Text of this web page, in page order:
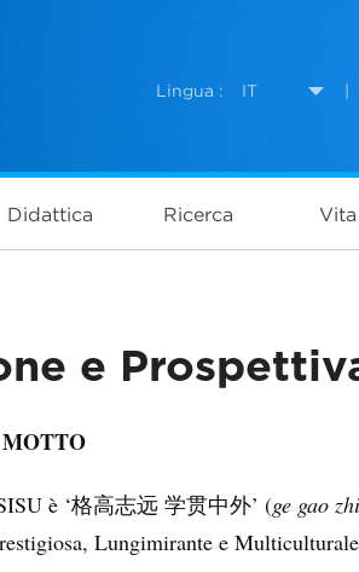
Lingua : IT
Didattica Ricerca
e
è ‘格高志远 学贯中外’ (ge gao
Lungimirante e